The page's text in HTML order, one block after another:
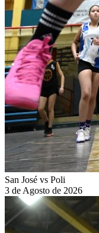
San José vs Poli
3 de Agosto de 2026